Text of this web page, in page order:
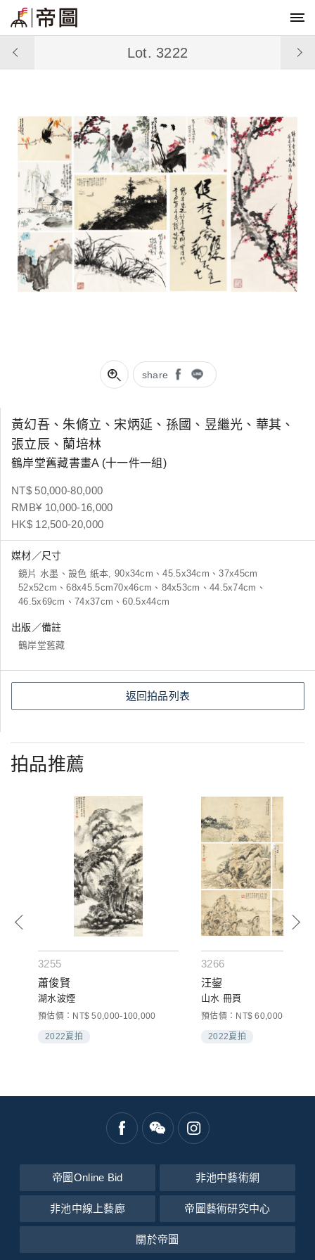
share
Lot. 3222
黃幻吾、朱脩立、宋炳延、孫國、昱繼光、華其、
張立辰、蘭培林
鶴岸堂舊藏書畫A (十一件一組)
NT$ 50,000-80,000
RMB¥ 10,000-16,000
HK$ 12,500-20,000
媒材／尺寸
鏡片 水墨、設色 紙本, 90x34cm、45.5x34cm、37x45cm
52x52cm、68x45.5cm70x46cm、84x53cm、44.5x74cm、
46.5x69cm、74x37cm、60.5x44cm
出版／備註
鶴岸堂舊藏
返回拍品列表
拍品推薦
3255
蕭俊賢
湖水波煙
預估價：NT$ 50,000-100,000
2022夏拍
3266
汪鋆
山水 冊頁
預估價：NT$ 60,000-80,000
2022夏拍
帝圖Online Bid 非池中藝術網
非池中線上藝廊 帝圖藝術研究中心
關於帝圖